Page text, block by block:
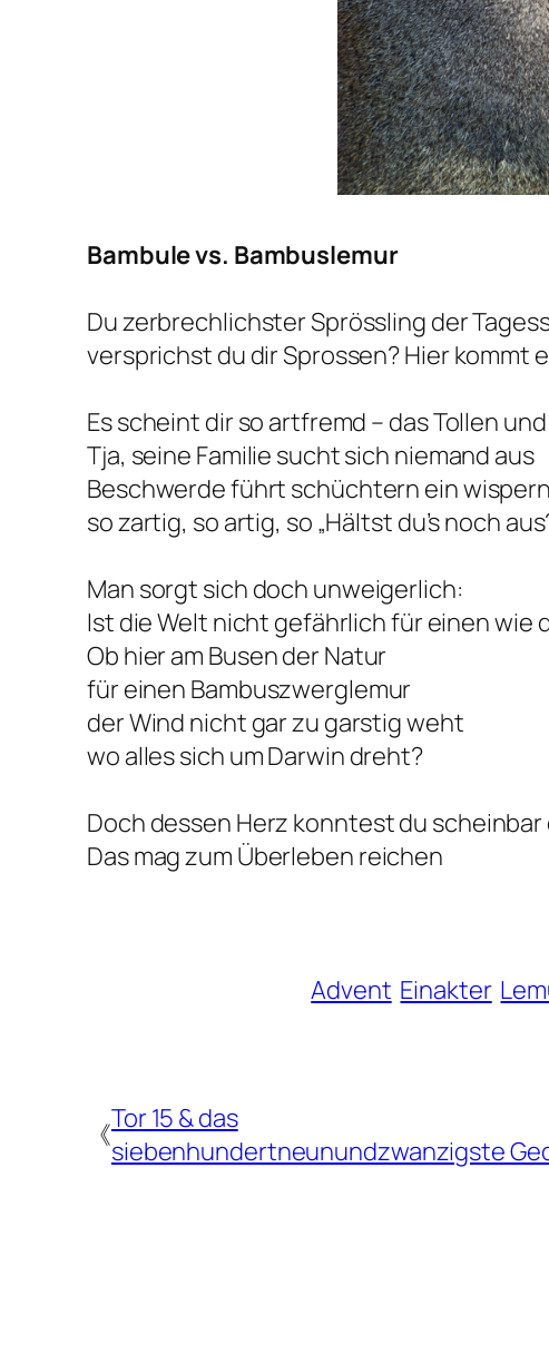
Bambule vs. Bambuslemur
Du zerbrechlichster Sprössling der
versprichst du dir Sprossen? Hier kommt
Es scheint dir so artfremd – das Tollen
Tja, seine Familie sucht sich niemand aus
Beschwerde führt schüchtern ein
so zartig, so artig, so „Hältst du’s noch
Man sorgt sich doch unweigerlich:
Ist die Welt nicht gefährlich für einen wie
Ob hier am Busen der Natur
für einen Bambuszwerglemur
der Wind nicht gar zu garstig weht
wo alles sich um Darwin dreht?
Doch dessen Herz konntest du
Das mag zum Überleben reichen
Advent Einakter
《Tor 15 & das
siebenhundertneunundzwanzigste